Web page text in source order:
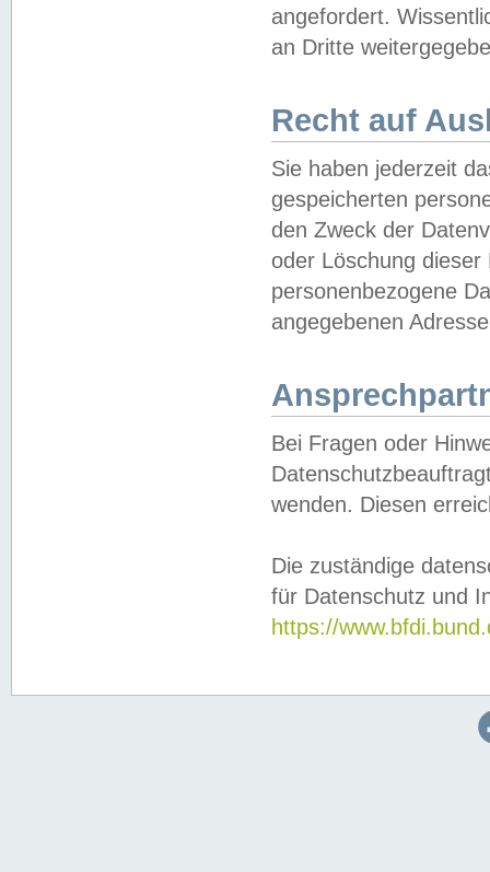
angefordert.
an Dritte
Recht auf
Sie haben jederzeit
gespeicherten
den Zweck der
oder Löschung
personenbezogene
angegebenen
Bei Fragen oder
wenden. Diesen
Die zuständige
für Datenschutz und
https://